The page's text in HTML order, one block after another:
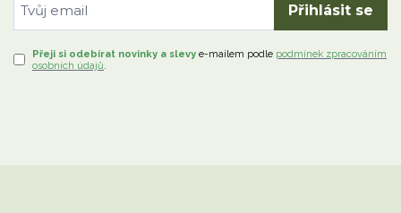
Přihlásit se
Přeji si odebírat novinky a slevy e-mailem podle podmínek zpracováním
osobních údajů.